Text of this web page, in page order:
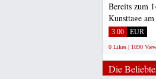
Bereits zum
Kunsttage
in Elze statt.
3.00 EUR
0 Likes | 1890
Die